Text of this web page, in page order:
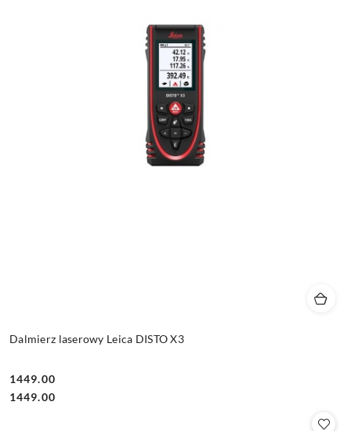
Dalmierz laserowy Leica DISTO X3
Cena:
1449.00
Cena:
1449.00